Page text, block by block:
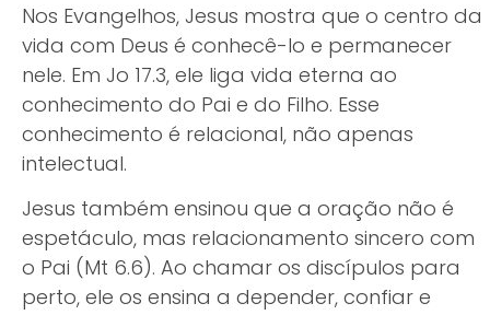
Nos Evangelhos, Jesus mostra que o centro da
vida com Deus é conhecê-lo e permanecer
nele. Em Jo 17.3, ele liga vida eterna ao
conhecimento do Pai e do Filho. Esse
conhecimento é relacional, não apenas
intelectual.
Jesus também ensinou que a oração não é
espetáculo, mas relacionamento sincero com
o Pai (Mt 6.6). Ao chamar os discípulos para
perto, ele os ensina a depender, confiar e